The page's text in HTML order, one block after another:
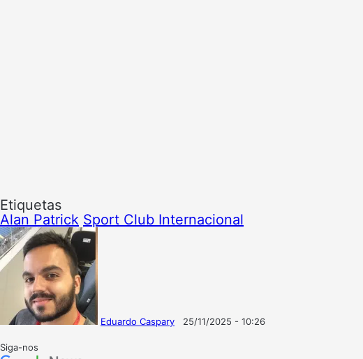
Etiquetas
Alan Patrick Sport Club Internacional
Eduardo Caspary
25/11/2025 - 10:26
Siga-nos